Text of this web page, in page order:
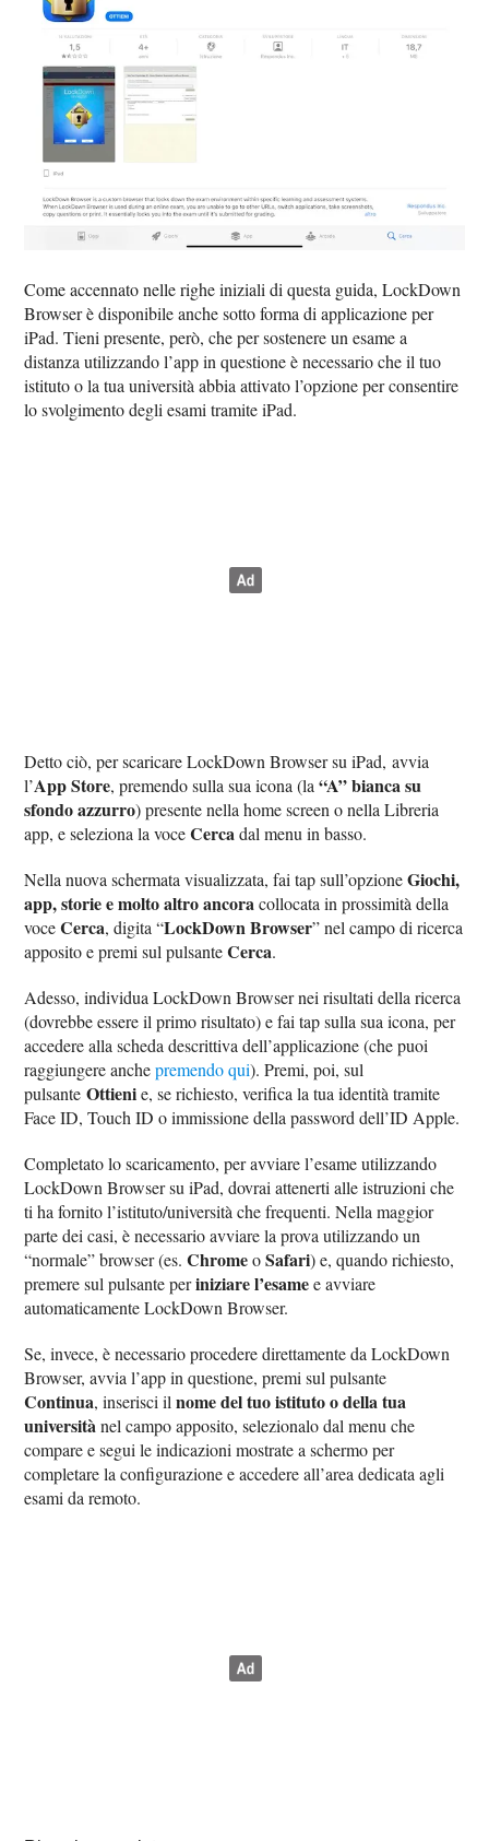
Come accennato nelle righe iniziali di questa guida, LockDown
Browser è disponibile anche sotto forma di applicazione per
iPad. Tieni presente, però, che per sostenere un esame a
distanza utilizzando l’app in questione è necessario che il tuo
istituto o la tua università abbia attivato l’opzione per consentire
lo svolgimento degli esami tramite iPad.
Detto ciò, per scaricare LockDown Browser su iPad, avvia
l’App Store, premendo sulla sua icona (la“A” bianca su
sfondo azzurro) presente nella home screen o nella Libreria
app, e seleziona la voceCercadal menu in basso.
Nella nuova schermata visualizzata, fai tap sull’opzioneGiochi,
app, storie e molto altro ancoracollocata in prossimità della
voceCerca, digita “LockDown Browser” nel campo di ricerca
apposito e premi sul pulsanteCerca.
Adesso, individua LockDown Browser nei risultati della ricerca
(dovrebbe essere il primo risultato) e fai tap sulla sua icona, per
accedere alla scheda descrittiva dell’applicazione (che puoi
raggiungere anchepremendo qui). Premi, poi, sul
pulsanteOttienie, se richiesto, verifica la tua identità tramite
Face ID, Touch ID o immissione della password dell’ID Apple.
Completato lo scaricamento, per avviare l’esame utilizzando
LockDown Browser su iPad, dovrai attenerti alle istruzioni che
ti ha fornito l’istituto/università che frequenti. Nella maggior
parte dei casi, è necessario avviare la prova utilizzando un
“normale” browser (es.ChromeoSafari) e, quando richiesto,
premere sul pulsante periniziare l’esamee avviare
automaticamente LockDown Browser.
Se, invece, è necessario procedere direttamente da LockDown
Browser, avvia l’app in questione, premi sul pulsante
Continua, inserisci ilnome del tuo istituto o della tua
universitànel campo apposito, selezionalo dal menu che
compare e segui le indicazioni mostrate a schermo per
completare la configurazione e accedere all’area dedicata agli
esami da remoto.